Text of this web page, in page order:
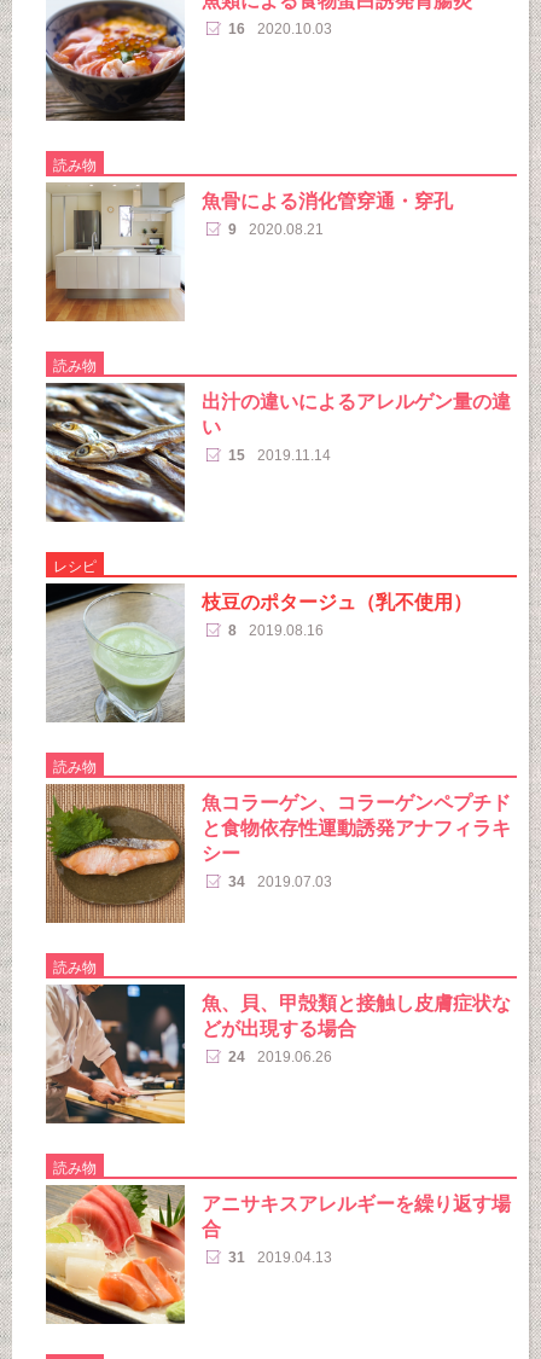
16 2020.10.03
読み物
魚骨による消化管穿通・穿孔
9 2020.08.21
読み物
出汁の違いによるアレルゲン量の違
い
15 2019.11.14
レシピ
枝豆のポタージュ（乳不使用）
8 2019.08.16
読み物
魚コラーゲン、コラーゲンペプチド
と食物依存性運動誘発アナフィラキ
シー
34 2019.07.03
読み物
魚、貝、甲殻類と接触し皮膚症状な
どが出現する場合
24 2019.06.26
読み物
アニサキスアレルギーを繰り返す場
合
31 2019.04.13